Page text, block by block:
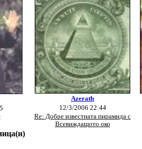
Azerath
12/3/2006 22:44
Re: Добре известната пирамида с
Всевиждащото око